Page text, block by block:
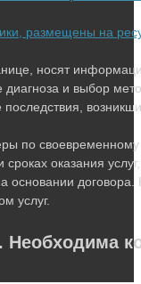
размещены на
носят
и выбор
последствия,
по
оказания
основании
услуг.